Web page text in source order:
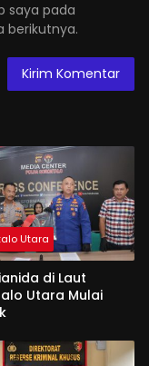
saya pada
berikutnya.
Utara
di Laut
Utara Mulai